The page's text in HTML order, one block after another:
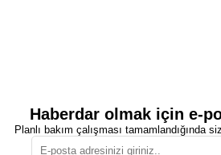
Haberdar olmak için e-
Planlı bakım çalışması tamamlandığında